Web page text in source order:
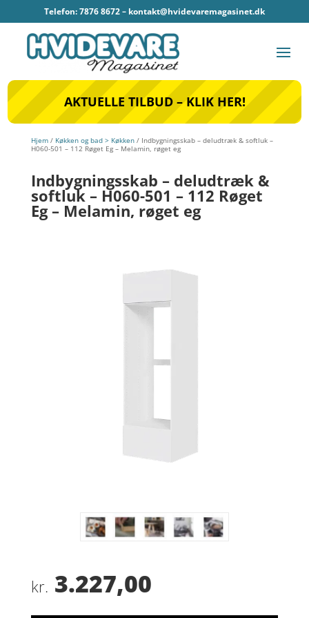
Telefon: 7876 8672 – kontakt@hvidevaremagasinet.dk
AKTUELLE TILBUD – KLIK HER!
Hjem/ Køkken og bad > Køkken/ Indbygningsskab – deludtræk & softluk –
H060-501 – 112 Røget Eg – Melamin, røget eg
Indbygningsskab – deludtræk &
softluk – H060-501 – 112 Røget
Eg – Melamin, røget eg
kr. 3.227,00